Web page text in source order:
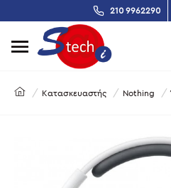
210 9962290
Κατασκευαστής Nothing